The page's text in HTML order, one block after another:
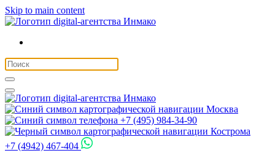
Skip to main content
Москва
+7 (495) 984-34-90
Кострома
+7 (4942) 467-404